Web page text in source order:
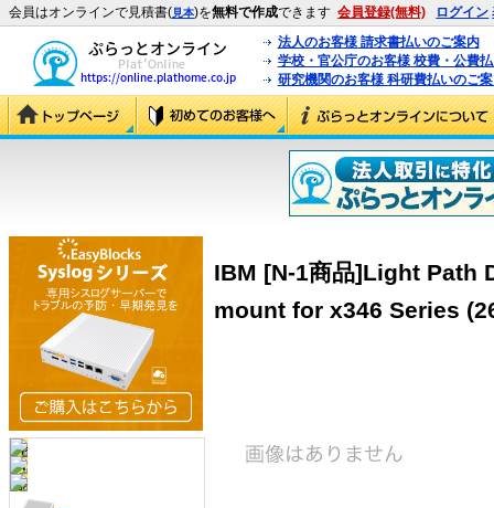
会員はオンラインで見積書(見本)を無料で作成できます 会員登録(無料) ログイン
法人のお客様 請求書払いのご案内
学校・官公庁のお客様 校費・公費
研究機関のお客様 科研費払いのご
IBM [N-1商品]Light Path
mount for x346 Series